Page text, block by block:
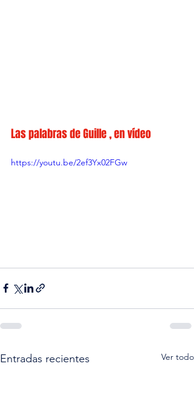
Las palabras de Guille , en vídeo
https://youtu.be/2ef3Yx02FGw
Entradas recientes Ver todo